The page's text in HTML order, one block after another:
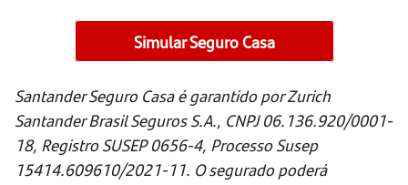
Simular Seguro Casa
Santander Seguro Casa é garantido por Zurich
Santander Brasil Seguros S.A., CNPJ 06.136.920/0001-
18, Registro SUSEP 0656-4, Processo Susep
15414.609610/2021-11. O segurado poderá